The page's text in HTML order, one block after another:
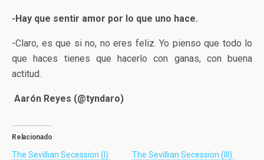
-Hay que sentir amor por lo que uno hace.
-Claro, es que si no, no eres feliz. Yo pienso que todo lo
que haces tienes que hacerlo con ganas, con buena
actitud.
Aarón Reyes (@tyndaro)
Relacionado
The Sevillian Secession (I):
The Sevillian Secession (III):